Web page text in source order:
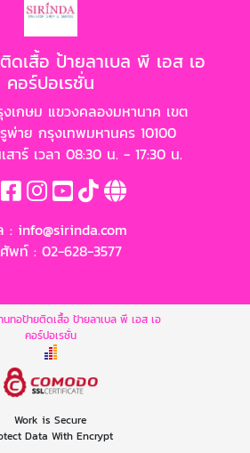
ดเสื้อ ป้ายลาเบล พี เอส เอ
คอร์ปอเรชั่น
เกษม แขวงคลองมหานาค เขต
พ่าย กรุงเทพมหานคร 10100
าร์ เวลา 08:30 น. - 17:30 น.
: info@sirinda.com
พท์ : 02-628-3577
นทอป้ายติดเสื้อ ป้ายลาเบล พี เอส เอ
คอร์ปอเรชั่น
Work is Secure
Data With Encrypt